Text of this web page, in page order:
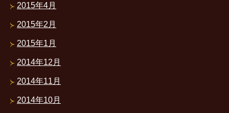
2015年4月
2015年2月
2015年1月
2014年12月
2014年11月
2014年10月